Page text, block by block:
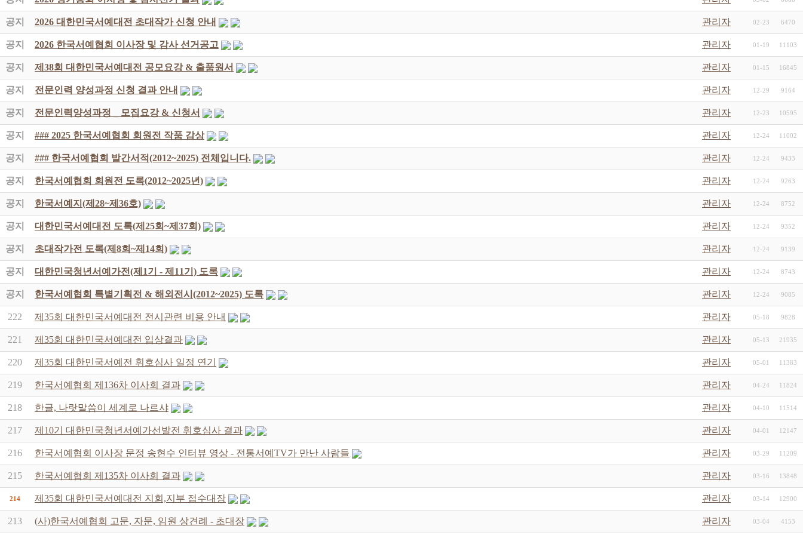
공지 2026 대한민국서예대전 초대작가 신청 안내 관리자 02-23 6470
공지 2026 한국서예협회 이사장 및 감사 선거공고 관리자 01-19 11103
공지 제38회 대한민국서예대전 공모요강 & 출품원서 관리자 01-15 16845
공지 전문인력 양성과정 신청 결과 안내 관리자 12-29 9164
공지 전문인력양성과정 _ 모집요강 & 신청서 관리자 12-23 10595
공지 ### 2025 한국서예협회 회원전 작품 감상 관리자 12-24 11002
공지 ### 한국서예협회 발간서적(2012~2025) 전체입니다. 관리자 12-24 9433
공지 한국서예협회 회원전 도록(2012~2025년) 관리자 12-24 9263
공지 한국서예지(제28~제36호) 관리자 12-24 8752
공지 대한민국서예대전 도록(제25회~제37회) 관리자 12-24 9352
공지 초대작가전 도록(제8회~제14회) 관리자 12-24 9139
공지 대한민국청년서예가전(제1기 - 제11기) 도록 관리자 12-24 8743
공지 한국서예협회 특별기획전 & 해외전시(2012~2025) 도록 관리자 12-24 9085
222 제35회 대한민국서예대전 전시관련 비용 안내 관리자 05-18 9828
221 제35회 대한민국서예대전 입상결과 관리자 05-13 21935
220 제35회 대한민국서예전 휘호심사 일정 연기 관리자 05-01 11383
219 한국서예협회 제136차 이사회 결과 관리자 04-24 11824
218 한글, 나랏말씀이 세계로 나르샤 관리자 04-10 11514
217 제10기 대한민국청년서예가선발전 휘호심사 결과 관리자 04-01 12147
216 한국서예협회 이사장 문정 송현수 인터뷰 영상 - 전통서예TV가 만난 사람들 관리자 03-29 11209
215 한국서예협회 제135차 이사회 결과 관리자 03-16 13848
214 제35회 대한민국서예대전 지회,지부 접수대장 관리자 03-14 12900
213 (사)한국서예협회 고문, 자문, 임원 상견례 - 초대장 관리자 03-04 4153